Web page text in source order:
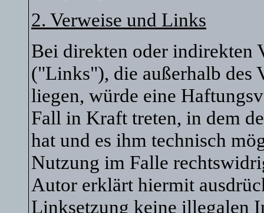
2. Verweise und Links
Bei direkten oder indirekten
("Links"), die außerhalb des
liegen, würde eine
Fall in Kraft treten, in dem
hat und es ihm technisch
Nutzung im Falle
Autor erklärt hiermit
Linksetzung keine illegalen